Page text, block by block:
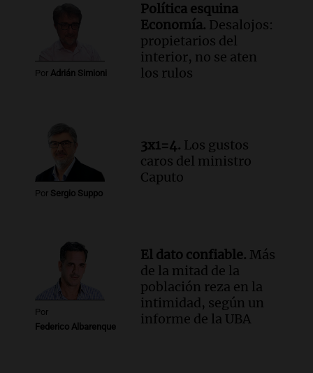
Buen día, Argentina
Episodios
Jugueterías en transformación:
crece la venta online y cae el
movimiento en los locales
Por Adrián Simioni
Política esquina
Economía. Desalojos:
propietarios del
interior, no se aten
los rulos
Por Sergio Suppo
3x1=4. Los gustos
caros del ministro
Caputo
Por
Federico Albarenque
El dato confiable. Más
de la mitad de la
población reza en la
intimidad, según un
informe de la UBA